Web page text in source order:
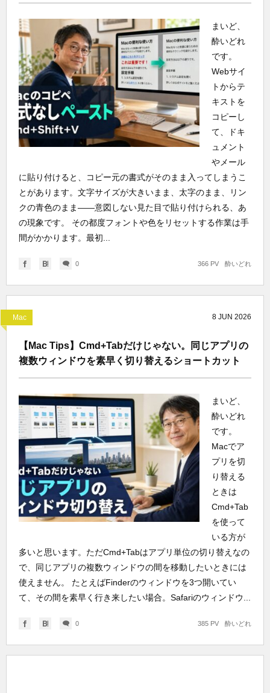
まいど、
酔いどれ
です。
Webサイ
トからテ
キストを
コピーし
て、ドキ
ュメント
やメール
に貼り付けると、コピー元の書式がそのまま入ってしまうこ
とがあります。文字サイズが大きいまま、太字のまま、リン
クの青色のまま——意図しない見た目で貼り付けられる、あ
の現象です。 その都度フォントや色をリセットする作業は手
間がかかります。最初...
0 酔いどれ
366 PV
Mac 8 JUN 2026
【Mac Tips】Cmd+Tabだけじゃない。同じアプリの
複数ウィンドウを素早く切り替えるショートカット
まいど、
酔いどれ
です。
Macでア
プリを切
り替える
ときは
Cmd+Tab
を使って
いる方が
多いと思います。ただCmd+Tabはアプリ単位の切り替えなの
で、同じアプリの複数ウィンドウの間を移動したいときには
使えません。 たとえばFinderのウィンドウを3つ開いてい
て、その間を素早く行き来したい場合。Safariのウィンドウ...
0 酔いどれ
385 PV